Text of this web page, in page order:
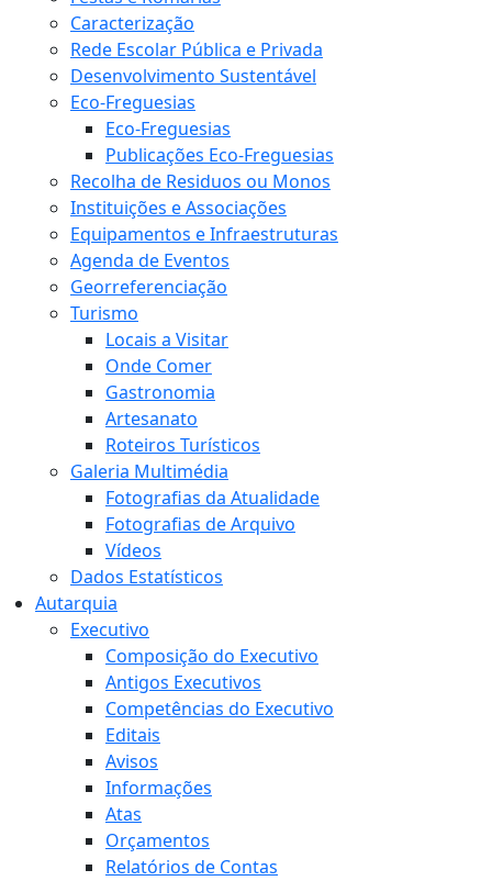
Caracterização
Rede Escolar Pública e Privada
Desenvolvimento Sustentável
Eco-Freguesias
Eco-Freguesias
Publicações Eco-Freguesias
Recolha de Residuos ou Monos
Instituições e Associações
Equipamentos e Infraestruturas
Agenda de Eventos
Georreferenciação
Turismo
Locais a Visitar
Onde Comer
Gastronomia
Artesanato
Roteiros Turísticos
Galeria Multimédia
Fotografias da Atualidade
Fotografias de Arquivo
Vídeos
Dados Estatísticos
Autarquia
Executivo
Composição do Executivo
Antigos Executivos
Competências do Executivo
Editais
Avisos
Informações
Atas
Orçamentos
Relatórios de Contas